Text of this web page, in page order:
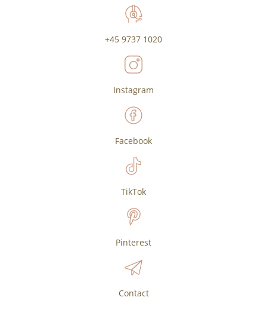
+45 9737 1020
Instagram
Facebook
TikTok
Pinterest
Contact